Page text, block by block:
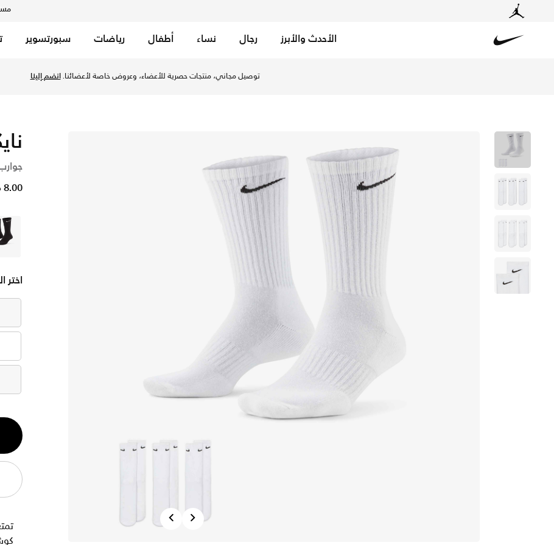
الأحدث والأبرز رجال نساء أطفال رياضات سبورتسوير
توصيل مجاني، منتجات حصرية للأعضاء، وعروض خاصة لأعضائنا.انضم إلينا
Next
جوارب
8.00 د.ك
اختر
1